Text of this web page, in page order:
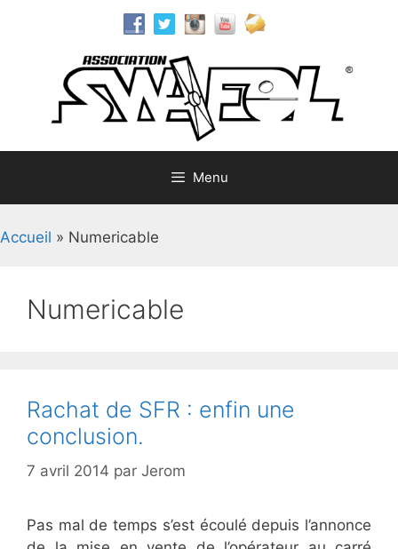
Menu
Accueil » Numericable
Numericable
Rachat de SFR : enfin une
conclusion.
7 avril 2014 par Jerom
Pas mal de temps s’est écoulé depuis l’annonce